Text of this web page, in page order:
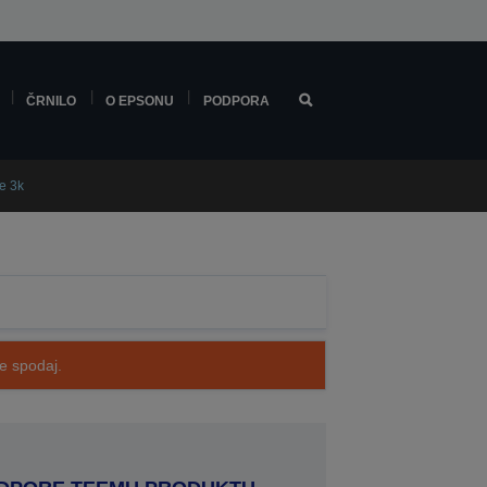
ČRNILO O EPSONU PODPORA
3k
spodaj.